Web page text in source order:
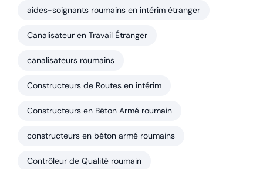
aides-soignants roumains en intérim étranger
Canalisateur en Travail Étranger
canalisateurs roumains
Constructeurs de Routes en intérim
Constructeurs en Béton Armé roumain
constructeurs en béton armé roumains
Contrôleur de Qualité roumain